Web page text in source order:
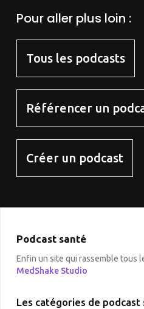
Pour aller plus loin :
Tous les podcasts
Référencer un
Créer un podcast
Podcast santé
Enfin un site qui rassemble tous
MedShake Studio
Les catégories de podcast